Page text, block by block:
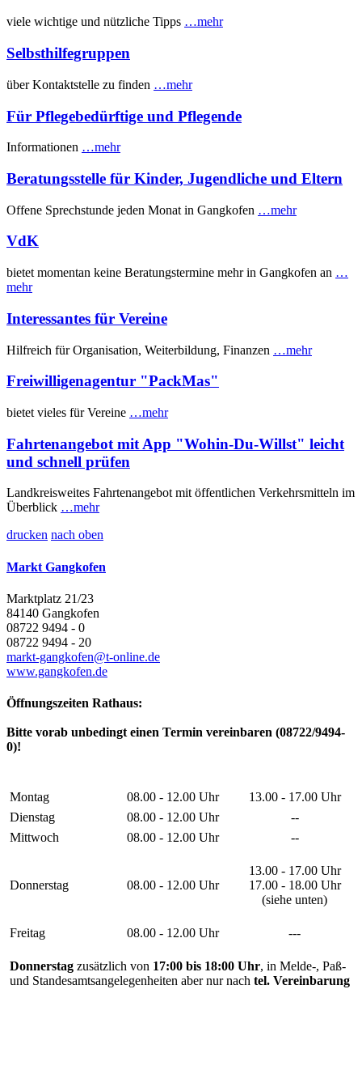
viele wichtige und nützliche Tipps …mehr
Selbsthilfegruppen
über Kontaktstelle zu finden …mehr
Für Pflegebedürftige und Pflegende
Informationen …mehr
Beratungsstelle für Kinder, Jugendliche und Eltern
Offene Sprechstunde jeden Monat in Gangkofen …mehr
VdK
bietet momentan keine Beratungstermine mehr in Gangkofen an …
mehr
Interessantes für Vereine
Hilfreich für Organisation, Weiterbildung, Finanzen …mehr
Freiwilligenagentur "PackMas"
bietet vieles für Vereine …mehr
Fahrtenangebot mit App "Wohin-Du-Willst" leicht
und schnell prüfen
Landkreisweites Fahrtenangebot mit öffentlichen Verkehrsmitteln im
Überblick …mehr
drucken nach oben
Markt Gangkofen
Marktplatz 21/23
84140 Gangkofen
08722 9494 - 0
08722 9494 - 20
markt-gangkofen@t-online.de
www.gangkofen.de
Öffnungszeiten Rathaus:
Bitte vorab unbedingt einen Termin vereinbaren (08722/9494-
0)!
Montag 08.00 - 12.00 Uhr
13.00 - 17.00 Uhr
Dienstag
08.00 - 12.00 Uhr
--
Mittwoch
08.00 - 12.00 Uhr --
Donnerstag 08.00 - 12.00 Uhr
13.00 - 17.00 Uhr
17.00 - 18.00 Uhr
(siehe unten)
Freitag 08.00 - 12.00 Uhr ---
Donnerstag zusätzlich von 17:00 bis 18:00 Uhr, in Melde-, Paß-
und Standesamtsangelegenheiten aber nur nach tel. Vereinbarung